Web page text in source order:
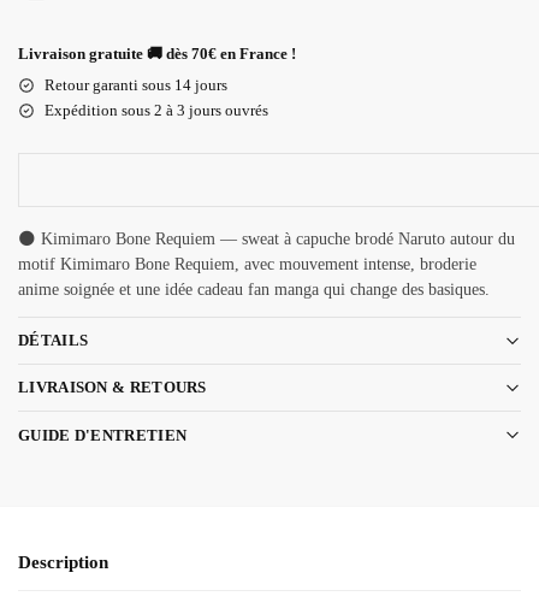
Livraison gratuite 🚚 dès 70€ en France !
Retour garanti sous 14 jours
Expédition sous 2 à 3 jours ouvrés
🌑 Kimimaro Bone Requiem — sweat à capuche brodé Naruto autour du
motif Kimimaro Bone Requiem, avec mouvement intense, broderie
anime soignée et une idée cadeau fan manga qui change des basiques.
DÉTAILS
LIVRAISON & RETOURS
GUIDE D'ENTRETIEN
Description